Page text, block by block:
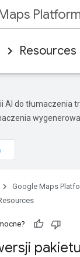
Resources
AI do tłumaczenia
Google Maps